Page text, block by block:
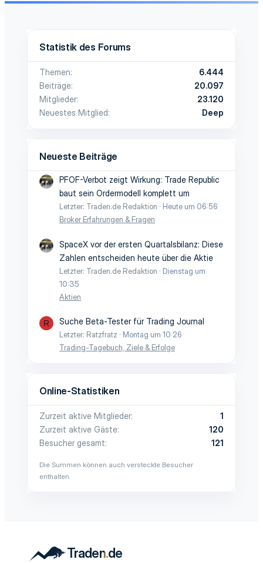
Statistik des Forums
Themen
6.444
Beiträge
20.097
Mitglieder
23.120
Neuestes Mitglied
Deep
Neueste Beiträge
PFOF-Verbot zeigt Wirkung: Trade Republic
baut sein Ordermodell komplett um
Letzter: Traden.de Redaktion
Heute um 06:56
Broker Erfahrungen & Fragen
SpaceX vor der ersten Quartalsbilanz: Diese
Zahlen entscheiden heute über die Aktie
Letzter: Traden.de Redaktion
Dienstag um
10:35
Aktien
R Suche Beta-Tester für Trading Journal
Letzter: Ratzfratz
Montag um 10:26
Trading-Tagebuch, Ziele & Erfolge
Online-Statistiken
Zurzeit aktive Mitglieder
1
Zurzeit aktive Gäste
120
Besucher gesamt
121
Die Summen können auch versteckte Besucher
enthalten.